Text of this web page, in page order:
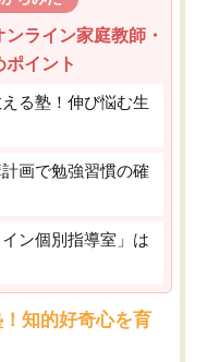
ライン家庭教師・
イント
る塾！伸び悩む生
画で勉強習慣の確
ン個別指導室」は
知的好奇心を育